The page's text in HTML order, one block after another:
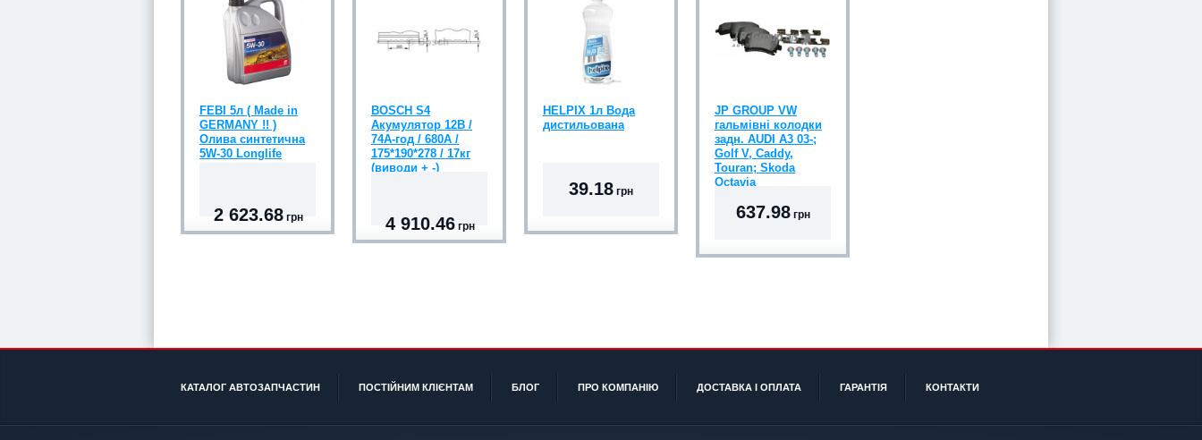
FEBI 5л ( Made in
GERMANY !! )
Олива синтетична
5W-30 Longlife
2 623.68 грн
BOSCH S4
Акумулятор 12В /
74А-год / 680A /
175*190*278 / 17кг
(виводи + -)
4 910.46 грн
HELPIX 1л Вода
дистильована
39.18 грн
JP GROUP VW
гальмівні колодки
задн. AUDI A3 03-;
Golf V, Caddy,
Touran; Skoda
Octavia
637.98грн
КАТАЛОГ АВТОЗАПЧАСТИН ПОСТІЙНИМ КЛІЄНТАМ БЛОГ ПРО КОМПАНІЮ ДОСТАВКА І ОПЛАТА ГАРАНТІЯ КОНТАКТИ